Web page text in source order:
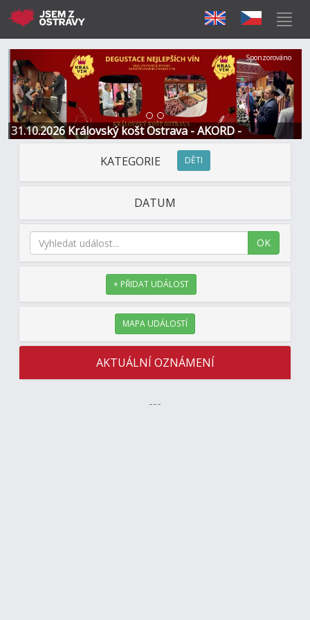
31.10.2026 Královský košt Ostrava - AKORD -
Restaurace a Hotel
Předchozí Další
Sponzorováno
KATEGORIE DĚTI
DATUM
OK
+ PŘIDAT UDÁLOST
MAPA UDÁLOSTÍ
AKTUÁLNÍ OZNÁMENÍ
---